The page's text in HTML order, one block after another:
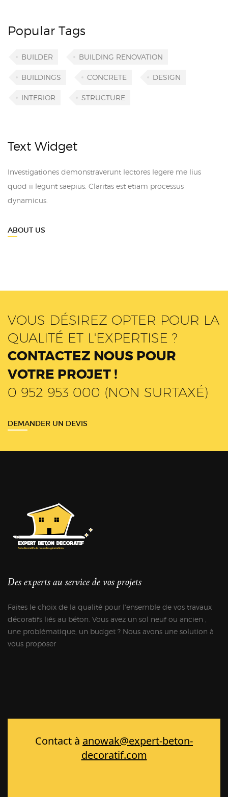
Popular Tags
BUILDER BUILDING RENOVATION
BUILDINGS CONCRETE DESIGN
INTERIOR STRUCTURE
Text Widget
Investigationes demonstraverunt lectores legere me lius
quod ii legunt saepius. Claritas est etiam processus
dynamicus.
ABOUT US
VOUS DÉSIREZ OPTER POUR LA
QUALITÉ ET L'EXPERTISE ?
CONTACTEZ NOUS POUR
VOTRE PROJET !
0 952 953 000 (NON SURTAXÉ)
DEMANDER UN DEVIS
Des experts au service de vos projets
Faites le choix de la qualité pour l'ensemble de vos travaux
décoratifs liés au béton. Vous avez un sol neuf ou ancien ,
une problématique, un budget ? Nous avons une solution à
vous proposer